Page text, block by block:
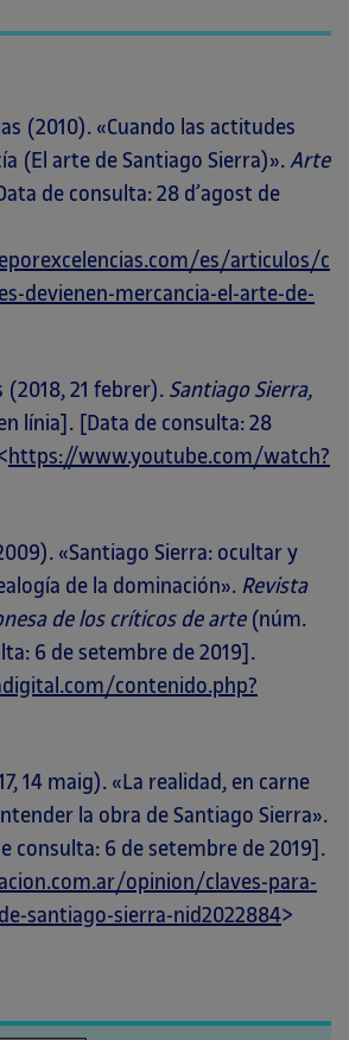
(2010). «Cuando las actitudes
(El arte de Santiago Sierra)». Arte
de consulta: 28 d’agost de
es/articulos/c
devienen-mercancia-el-arte-de-
(2018, 21 febrer). Santiago Sierra,
línia]. [Data de consulta: 28
https://www.youtube.com/watch?
«Santiago Sierra: ocultar y
de la dominación». Revista
de los críticos de arte(núm.
6 de setembre de 2019].
contenido.php?
14 maig). «La realidad, en carne
la obra de Santiago Sierra».
consulta: 6 de setembre de 2019].
opinion/claves-para-
santiago-sierra-nid2022884>